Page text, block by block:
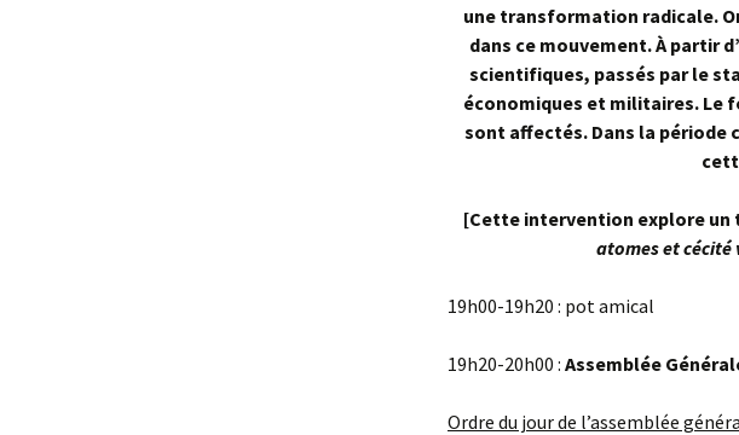
une transformation radicale.
dans ce mouvement. À partir
scientifiques, passés par le
économiques et militaires. Le
sont affectés. Dans la
[Cette intervention explore un
atomes et
19h00-19h20 : pot amical
19h20-20h00 : Assemblée
Ordre du jour de l’assemblée